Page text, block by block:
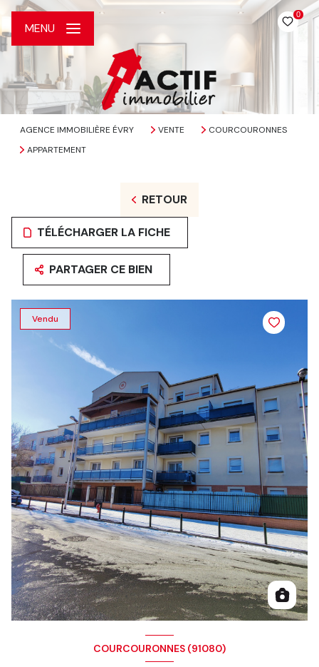
0
MENU
AGENCE IMMOBILIÈRE ÉVRY VENTE
COURCOURONNES
APPARTEMENT
RETOUR
TÉLÉCHARGER LA FICHE
PARTAGER CE BIEN
Vendu
COURCOURONNES (91080)